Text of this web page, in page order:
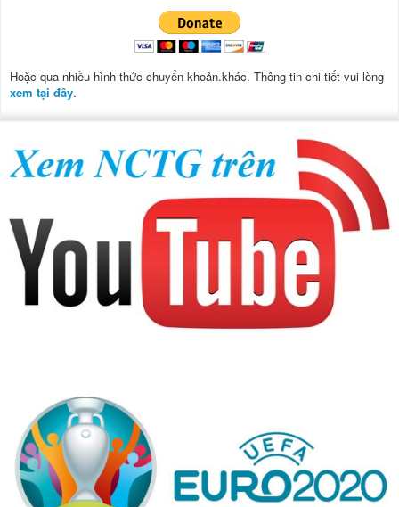
Hoặc qua nhiều hình thức chuyển khoản.khác. Thông tin chi tiết vui lòng
xem tại đây.